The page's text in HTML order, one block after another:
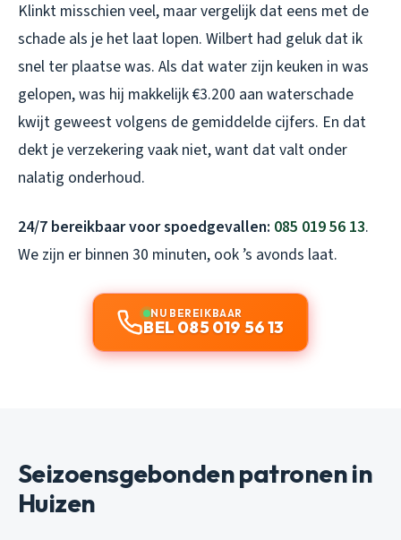
Klinkt misschien veel, maar vergelijk dat eens met de
schade als je het laat lopen. Wilbert had geluk dat ik
snel ter plaatse was. Als dat water zijn keuken in was
gelopen, was hij makkelijk €3.200 aan waterschade
kwijt geweest volgens de gemiddelde cijfers. En dat
dekt je verzekering vaak niet, want dat valt onder
nalatig onderhoud.
24/7 bereikbaar voor spoedgevallen: 085 019 56 13.
We zijn er binnen 30 minuten, ook ’s avonds laat.
NU BEREIKBAAR
BEL 085 019 56 13
Seizoensgebonden patronen in
Huizen